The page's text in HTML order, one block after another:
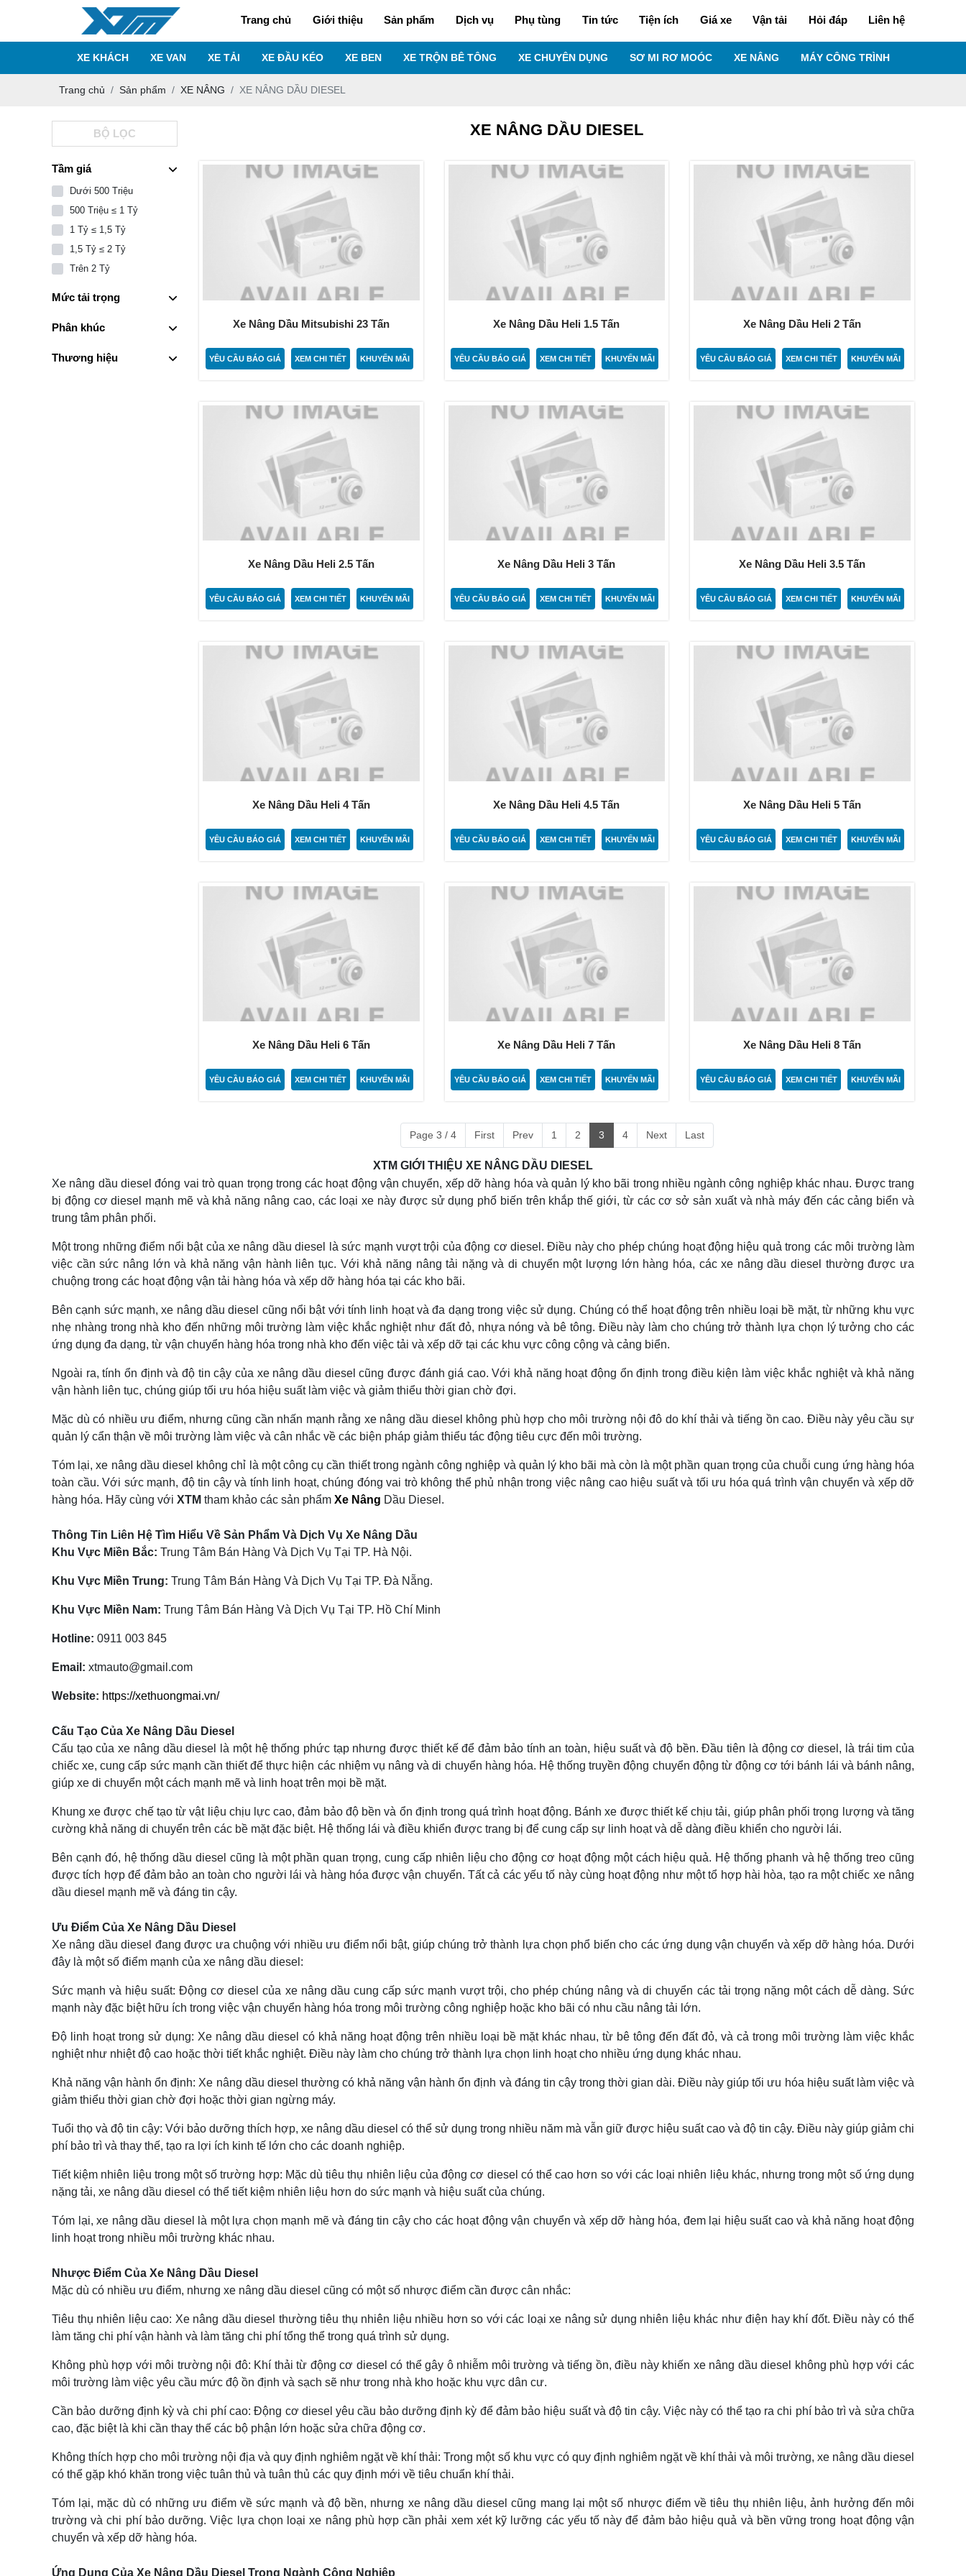
Trang chủ Giới thiệu Sản phẩm Dịch vụ Phụ tùng Tin tức Tiện ích Giá xe Vận tải Hỏi đáp Liên hệ
XE KHÁCH XE VAN XE TẢI XE ĐẦU KÉO XE BEN XE TRỘN BÊ TÔNG XE CHUYÊN DỤNG SƠ MI RƠ MOÓC XE NÂNG MÁY CÔNG TRÌNH
Trang chủ Sản phẩm XE NÂNG XE NÂNG DẦU DIESEL
BỘ LỌC
Tầm giá
Dưới 500 Triệu
500 Triệu ≤ 1 Tỷ
1 Tỷ ≤ 1,5 Tỷ
1,5 Tỷ ≤ 2 Tỷ
Trên 2 Tỷ
Mức tải trọng
Phân khúc
Thương hiệu
XE NÂNG DẦU DIESEL
Xe Nâng Dầu Mitsubishi 23 Tấn
YÊU CẦU BÁO GIÁ XEM CHI TIẾT KHUYẾN MÃI
Xe Nâng Dầu Heli 1.5 Tấn
YÊU CẦU BÁO GIÁ XEM CHI TIẾT KHUYẾN MÃI
Xe Nâng Dầu Heli 2 Tấn
YÊU CẦU BÁO GIÁ XEM CHI TIẾT KHUYẾN MÃI
Xe Nâng Dầu Heli 2.5 Tấn
YÊU CẦU BÁO GIÁ XEM CHI TIẾT KHUYẾN MÃI
Xe Nâng Dầu Heli 3 Tấn
YÊU CẦU BÁO GIÁ XEM CHI TIẾT KHUYẾN MÃI
Xe Nâng Dầu Heli 3.5 Tấn
YÊU CẦU BÁO GIÁ XEM CHI TIẾT KHUYẾN MÃI
Xe Nâng Dầu Heli 4 Tấn
YÊU CẦU BÁO GIÁ XEM CHI TIẾT KHUYẾN MÃI
Xe Nâng Dầu Heli 4.5 Tấn
YÊU CẦU BÁO GIÁ XEM CHI TIẾT KHUYẾN MÃI
Xe Nâng Dầu Heli 5 Tấn
YÊU CẦU BÁO GIÁ XEM CHI TIẾT KHUYẾN MÃI
Xe Nâng Dầu Heli 6 Tấn
YÊU CẦU BÁO GIÁ XEM CHI TIẾT KHUYẾN MÃI
Xe Nâng Dầu Heli 7 Tấn
YÊU CẦU BÁO GIÁ XEM CHI TIẾT KHUYẾN MÃI
Xe Nâng Dầu Heli 8 Tấn
YÊU CẦU BÁO GIÁ XEM CHI TIẾT KHUYẾN MÃI
Page 3 / 4 First Prev 1 2 3 4 Next Last
XTM GIỚI THIỆU XE NÂNG DẦU DIESEL
Xe nâng dầu diesel đóng vai trò quan trọng trong các hoạt động vận chuyển, xếp dỡ hàng hóa và quản lý kho bãi trong nhiều ngành công nghiệp khác nhau. Được trang
bị động cơ diesel mạnh mẽ và khả năng nâng cao, các loại xe này được sử dụng phổ biến trên khắp thế giới, từ các cơ sở sản xuất và nhà máy đến các cảng biển và
trung tâm phân phối.
Một trong những điểm nổi bật của xe nâng dầu diesel là sức mạnh vượt trội của động cơ diesel. Điều này cho phép chúng hoạt động hiệu quả trong các môi trường làm
việc cần sức nâng lớn và khả năng vận hành liên tục. Với khả năng nâng tải nặng và di chuyển một lượng lớn hàng hóa, các xe nâng dầu diesel thường được ưa
chuộng trong các hoạt động vận tải hàng hóa và xếp dỡ hàng hóa tại các kho bãi.
Bên cạnh sức mạnh, xe nâng dầu diesel cũng nổi bật với tính linh hoạt và đa dạng trong việc sử dụng. Chúng có thể hoạt động trên nhiều loại bề mặt, từ những khu vực
nhẹ nhàng trong nhà kho đến những môi trường làm việc khắc nghiệt như đất đỏ, nhựa nóng và bê tông. Điều này làm cho chúng trở thành lựa chọn lý tưởng cho các
ứng dụng đa dạng, từ vận chuyển hàng hóa trong nhà kho đến việc tải và xếp dỡ tại các khu vực công cộng và cảng biển.
Ngoài ra, tính ổn định và độ tin cậy của xe nâng dầu diesel cũng được đánh giá cao. Với khả năng hoạt động ổn định trong điều kiện làm việc khắc nghiệt và khả năng
vận hành liên tục, chúng giúp tối ưu hóa hiệu suất làm việc và giảm thiểu thời gian chờ đợi.
Mặc dù có nhiều ưu điểm, nhưng cũng cần nhấn mạnh rằng xe nâng dầu diesel không phù hợp cho môi trường nội đô do khí thải và tiếng ồn cao. Điều này yêu cầu sự
quản lý cẩn thận về môi trường làm việc và cân nhắc về các biện pháp giảm thiểu tác động tiêu cực đến môi trường.
Tóm lại, xe nâng dầu diesel không chỉ là một công cụ cần thiết trong ngành công nghiệp và quản lý kho bãi mà còn là một phần quan trọng của chuỗi cung ứng hàng hóa
toàn cầu. Với sức mạnh, độ tin cậy và tính linh hoạt, chúng đóng vai trò không thể phủ nhận trong việc nâng cao hiệu suất và tối ưu hóa quá trình vận chuyển và xếp dỡ
hàng hóa. Hãy cùng với XTM tham khảo các sản phẩm Xe Nâng Dầu Diesel.
Thông Tin Liên Hệ Tìm Hiểu Về Sản Phẩm Và Dịch Vụ Xe Nâng Dầu
Khu Vực Miền Bắc: Trung Tâm Bán Hàng Và Dịch Vụ Tại TP. Hà Nội.
Khu Vực Miền Trung: Trung Tâm Bán Hàng Và Dịch Vụ Tại TP. Đà Nẵng.
Khu Vực Miền Nam: Trung Tâm Bán Hàng Và Dịch Vụ Tại TP. Hồ Chí Minh
Hotline: 0911 003 845
Email: xtmauto@gmail.com
Website: https://xethuongmai.vn/
Cấu Tạo Của Xe Nâng Dầu Diesel
Cấu tạo của xe nâng dầu diesel là một hệ thống phức tạp nhưng được thiết kế để đảm bảo tính an toàn, hiệu suất và độ bền. Đầu tiên là động cơ diesel, là trái tim của
chiếc xe, cung cấp sức mạnh cần thiết để thực hiện các nhiệm vụ nâng và di chuyển hàng hóa. Hệ thống truyền động chuyển động từ động cơ tới bánh lái và bánh nâng,
giúp xe di chuyển một cách mạnh mẽ và linh hoạt trên mọi bề mặt.
Khung xe được chế tạo từ vật liệu chịu lực cao, đảm bảo độ bền và ổn định trong quá trình hoạt động. Bánh xe được thiết kế chịu tải, giúp phân phối trọng lượng và tăng
cường khả năng di chuyển trên các bề mặt đặc biệt. Hệ thống lái và điều khiển được trang bị để cung cấp sự linh hoạt và dễ dàng điều khiển cho người lái.
Bên cạnh đó, hệ thống dầu diesel cũng là một phần quan trọng, cung cấp nhiên liệu cho động cơ hoạt động một cách hiệu quả. Hệ thống phanh và hệ thống treo cũng
được tích hợp để đảm bảo an toàn cho người lái và hàng hóa được vận chuyển. Tất cả các yếu tố này cùng hoạt động như một tổ hợp hài hòa, tạo ra một chiếc xe nâng
dầu diesel mạnh mẽ và đáng tin cậy.
Ưu Điểm Của Xe Nâng Dầu Diesel
Xe nâng dầu diesel đang được ưa chuộng với nhiều ưu điểm nổi bật, giúp chúng trở thành lựa chọn phổ biến cho các ứng dụng vận chuyển và xếp dỡ hàng hóa. Dưới
đây là một số điểm mạnh của xe nâng dầu diesel:
Sức mạnh và hiệu suất: Động cơ diesel của xe nâng dầu cung cấp sức mạnh vượt trội, cho phép chúng nâng và di chuyển các tải trọng nặng một cách dễ dàng. Sức
mạnh này đặc biệt hữu ích trong việc vận chuyển hàng hóa trong môi trường công nghiệp hoặc kho bãi có nhu cầu nâng tải lớn.
Độ linh hoạt trong sử dụng: Xe nâng dầu diesel có khả năng hoạt động trên nhiều loại bề mặt khác nhau, từ bê tông đến đất đỏ, và cả trong môi trường làm việc khắc
nghiệt như nhiệt độ cao hoặc thời tiết khắc nghiệt. Điều này làm cho chúng trở thành lựa chọn linh hoạt cho nhiều ứng dụng khác nhau.
Khả năng vận hành ổn định: Xe nâng dầu diesel thường có khả năng vận hành ổn định và đáng tin cậy trong thời gian dài. Điều này giúp tối ưu hóa hiệu suất làm việc và
giảm thiểu thời gian chờ đợi hoặc thời gian ngừng máy.
Tuổi thọ và độ tin cậy: Với bảo dưỡng thích hợp, xe nâng dầu diesel có thể sử dụng trong nhiều năm mà vẫn giữ được hiệu suất cao và độ tin cậy. Điều này giúp giảm chi
phí bảo trì và thay thế, tạo ra lợi ích kinh tế lớn cho các doanh nghiệp.
Tiết kiệm nhiên liệu trong một số trường hợp: Mặc dù tiêu thụ nhiên liệu của động cơ diesel có thể cao hơn so với các loại nhiên liệu khác, nhưng trong một số ứng dụng
nặng tải, xe nâng dầu diesel có thể tiết kiệm nhiên liệu hơn do sức mạnh và hiệu suất của chúng.
Tóm lại, xe nâng dầu diesel là một lựa chọn mạnh mẽ và đáng tin cậy cho các hoạt động vận chuyển và xếp dỡ hàng hóa, đem lại hiệu suất cao và khả năng hoạt động
linh hoạt trong nhiều môi trường khác nhau.
Nhược Điểm Của Xe Nâng Dầu Diesel
Mặc dù có nhiều ưu điểm, nhưng xe nâng dầu diesel cũng có một số nhược điểm cần được cân nhắc:
Tiêu thụ nhiên liệu cao: Xe nâng dầu diesel thường tiêu thụ nhiên liệu nhiều hơn so với các loại xe nâng sử dụng nhiên liệu khác như điện hay khí đốt. Điều này có thể
làm tăng chi phí vận hành và làm tăng chi phí tổng thể trong quá trình sử dụng.
Không phù hợp với môi trường nội đô: Khí thải từ động cơ diesel có thể gây ô nhiễm môi trường và tiếng ồn, điều này khiến xe nâng dầu diesel không phù hợp với các
môi trường làm việc yêu cầu mức độ ồn định và sạch sẽ như trong nhà kho hoặc khu vực dân cư.
Cần bảo dưỡng định kỳ và chi phí cao: Động cơ diesel yêu cầu bảo dưỡng định kỳ để đảm bảo hiệu suất và độ tin cậy. Việc này có thể tạo ra chi phí bảo trì và sửa chữa
cao, đặc biệt là khi cần thay thế các bộ phận lớn hoặc sửa chữa động cơ.
Không thích hợp cho môi trường nội địa và quy định nghiêm ngặt về khí thải: Trong một số khu vực có quy định nghiêm ngặt về khí thải và môi trường, xe nâng dầu diesel
có thể gặp khó khăn trong việc tuân thủ và tuân thủ các quy định mới về tiêu chuẩn khí thải.
Tóm lại, mặc dù có những ưu điểm về sức mạnh và độ bền, nhưng xe nâng dầu diesel cũng mang lại một số nhược điểm về tiêu thụ nhiên liệu, ảnh hưởng đến môi
trường và chi phí bảo dưỡng. Việc lựa chọn loại xe nâng phù hợp cần phải xem xét kỹ lưỡng các yếu tố này để đảm bảo hiệu quả và bền vững trong hoạt động vận
chuyển và xếp dỡ hàng hóa.
Ứng Dụng Của Xe Nâng Dầu Diesel Trong Ngành Công Nghiệp